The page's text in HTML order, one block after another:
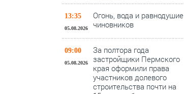
13:35
05.08.2026
Огонь, вода и равнодушие
чиновников
09:00
05.08.2026
За полтора года
застройщики Пермского
края оформили права
участников долевого
строительства почти на